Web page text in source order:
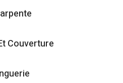
Couverture